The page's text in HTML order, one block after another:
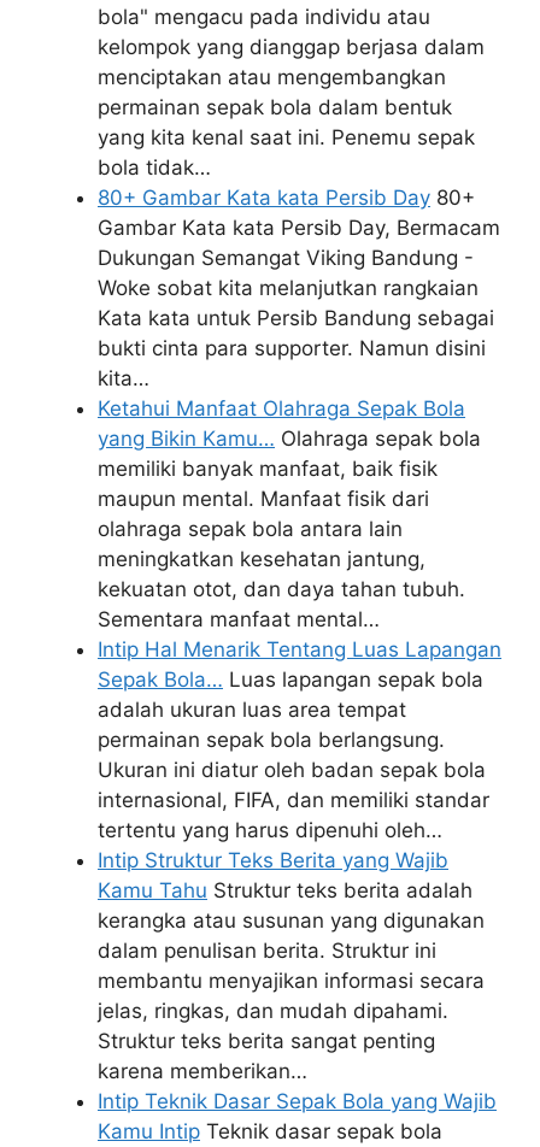
bola" mengacu pada individu atau
kelompok yang dianggap berjasa dalam
menciptakan atau mengembangkan
permainan sepak bola dalam bentuk
yang kita kenal saat ini. Penemu sepak
bola tidak…
80+ Gambar Kata kata Persib Day 80+
Gambar Kata kata Persib Day, Bermacam
Dukungan Semangat Viking Bandung -
Woke sobat kita melanjutkan rangkaian
Kata kata untuk Persib Bandung sebagai
bukti cinta para supporter. Namun disini
kita…
Ketahui Manfaat Olahraga Sepak Bola
yang Bikin Kamu… Olahraga sepak bola
memiliki banyak manfaat, baik fisik
maupun mental. Manfaat fisik dari
olahraga sepak bola antara lain
meningkatkan kesehatan jantung,
kekuatan otot, dan daya tahan tubuh.
Sementara manfaat mental…
Intip Hal Menarik Tentang Luas Lapangan
Sepak Bola… Luas lapangan sepak bola
adalah ukuran luas area tempat
permainan sepak bola berlangsung.
Ukuran ini diatur oleh badan sepak bola
internasional, FIFA, dan memiliki standar
tertentu yang harus dipenuhi oleh…
Intip Struktur Teks Berita yang Wajib
Kamu Tahu Struktur teks berita adalah
kerangka atau susunan yang digunakan
dalam penulisan berita. Struktur ini
membantu menyajikan informasi secara
jelas, ringkas, dan mudah dipahami.
Struktur teks berita sangat penting
karena memberikan…
Intip Teknik Dasar Sepak Bola yang Wajib
Kamu Intip Teknik dasar sepak bola